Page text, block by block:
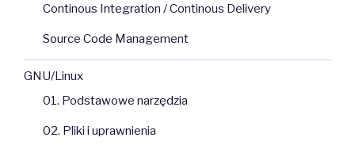
Continous Integration / Continous Delivery
Source Code Management
GNU/Linux
01. Podstawowe narzędzia
02. Pliki i uprawnienia